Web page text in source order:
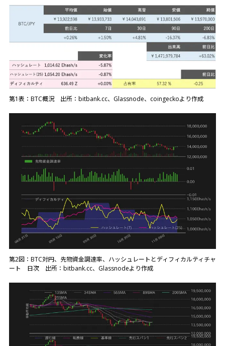
第1表：BTC概況 出所：bitbank.cc、Glassnode、coingeckoより作成
第2図：BTC対円、先物資金調達率、ハッシュレートとディフィカルティチャ
ート 日次 出所：bitbank.cc、Glassnodeより作成